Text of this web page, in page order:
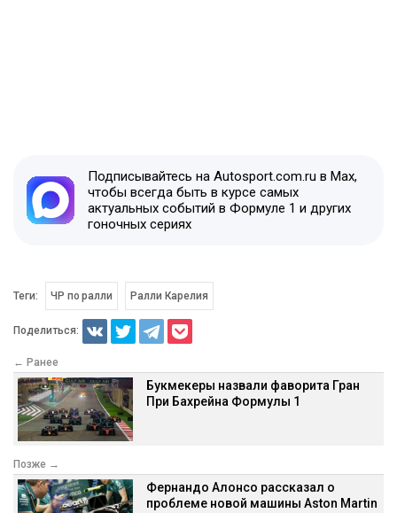
Подписывайтесь на Autosport.com.ru в Max,
чтобы всегда быть в курсе самых
актуальных событий в Формуле 1 и других
гоночных сериях
Теги: ЧР по ралли Ралли Карелия
Поделиться:
← Ранее
Букмекеры назвали фаворита Гран
При Бахрейна Формулы 1
Позже →
Фернандо Алонсо рассказал о
проблеме новой машины Aston Martin